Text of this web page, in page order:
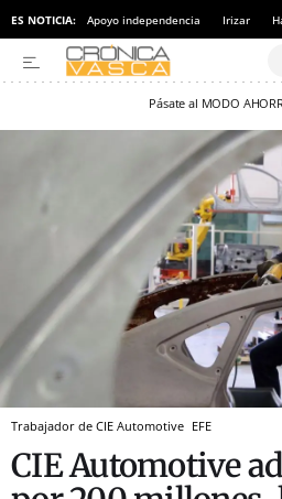
ES NOTICIA: Apoyo independencia Irizar
Pásate al MODO
Trabajador de CIE Automotive EFE
CIE Automotive